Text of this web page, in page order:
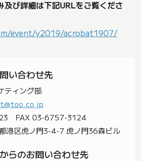
び詳細は下記URLをご覧くださ
event/y2019/acrobat1907/
い合わせ先
ティング部
FAX 03-6757-3124
港区虎ノ門3-4-7 虎ノ門36森ビル
らのお問い合わせ先